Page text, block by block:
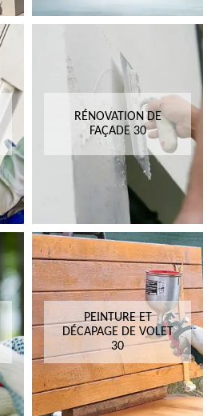
RÉNOVATION DE
FAÇADE 30
PEINTURE ET
DÉCAPAGE DE VOLET
30